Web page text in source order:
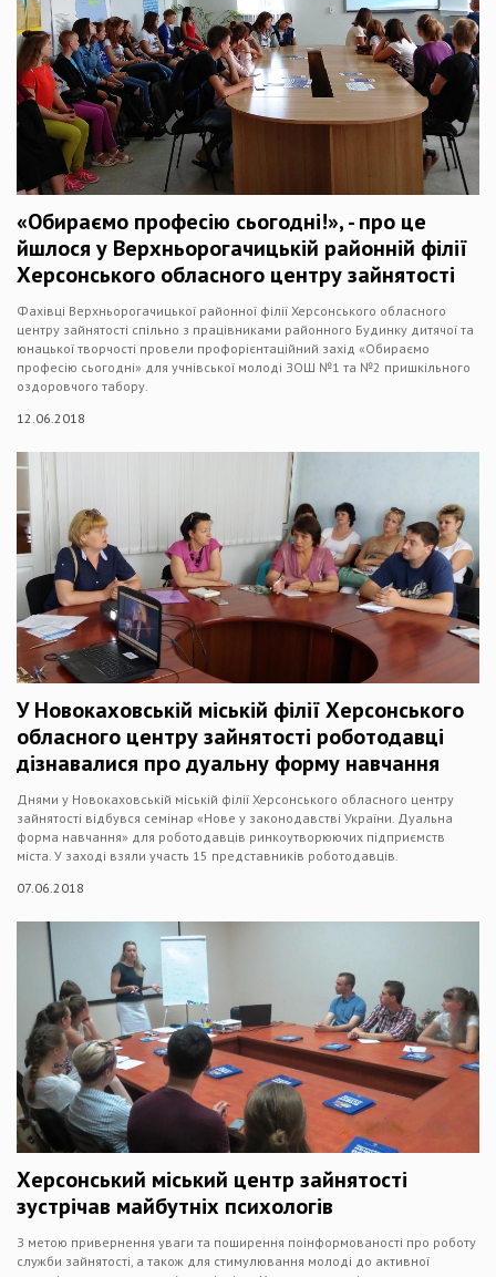
«Обираємо професію сьогодні!», - про це
йшлося у Верхньорогачицькій районній філії
Херсонського обласного центру зайнятості
Фахівці Верхньорогачицької районної філії Херсонського обласного
центру зайнятості спільно з працівниками районного Будинку дитячої та
юнацької творчості провели профорієнтаційний захід «Обираємо
професію сьогодні» для учнівської молоді ЗОШ №1 та №2 пришкільного
оздоровчого табору.
12.06.2018
У Новокаховській міській філії Херсонського
обласного центру зайнятості роботодавці
дізнавалися про дуальну форму навчання
Днями у Новокаховській міській філії Херсонського обласного центру
зайнятості відбувся семінар «Нове у законодавстві України. Дуальна
форма навчання» для роботодавців ринкоутворюючих підприємств
міста. У заході взяли участь 15 представників роботодавців.
07.06.2018
Херсонський міський центр зайнятості
зустрічав майбутніх психологів
З метою привернення уваги та поширення поінформованості про роботу
служби зайнятості, а також для стимулювання молоді до активної